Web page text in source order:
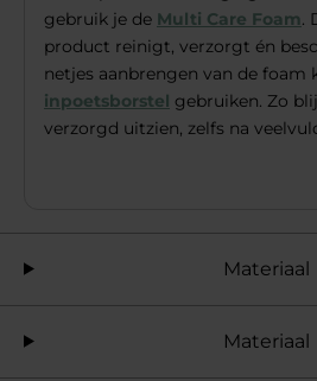
gebruik je de Multi Care Foam.
product reinigt, verzorgt én
netjes aanbrengen van de foam
inpoetsborstel gebruiken. Zo
verzorgd uitzien, zelfs na
Materiaal
Materiaal